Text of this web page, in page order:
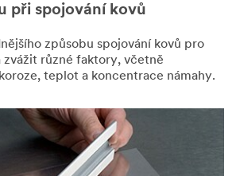
při spojování kovů
způsobu spojování kovů pro
zvážit různé faktory, včetně
teplot a koncentrace námahy.